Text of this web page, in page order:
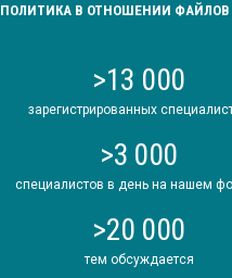
ПОЛИТИКА В ОТНОШЕНИИ ФАЙЛОВ
>13 000
зарегистрированных
>3 000
специалистов в день на нашем
>20 000
тем обсуждается